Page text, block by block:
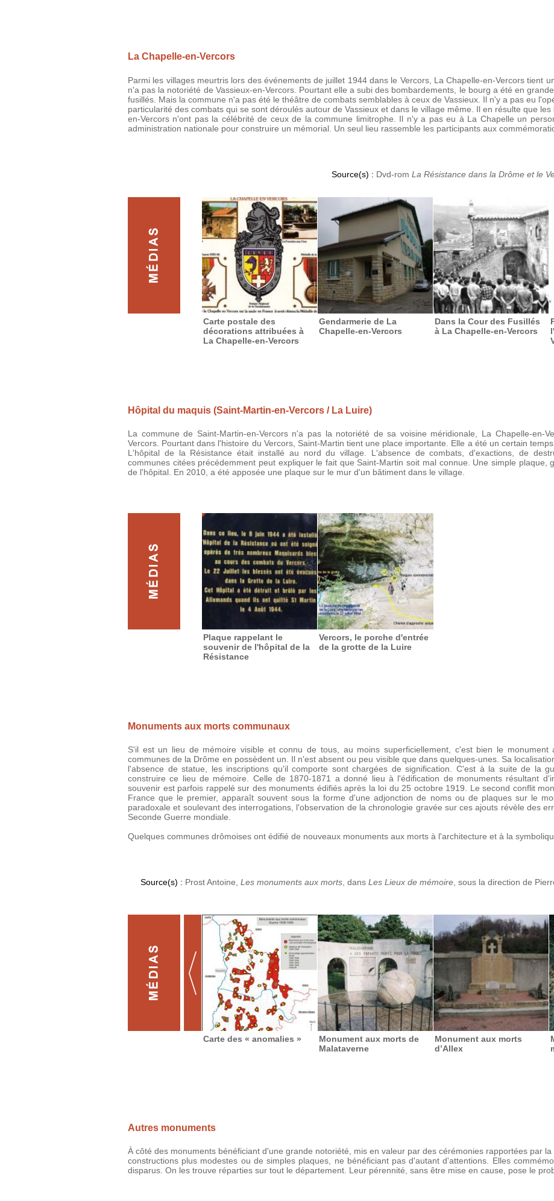
La Chapelle-en-Vercors
Parmi les villages meurtris lors des événements de juillet 1944 dans le Vercors, La Chapelle-en-Vercors tient
n'a pas la notoriété de Vassieux-en-Vercors. Pourtant elle a subi des bombardements, le bourg a été en
fusillés. Mais la commune n'a pas été le théâtre de combats semblables à ceux de Vassieux. Il n'y a pas eu
particularité des combats qui se sont déroulés autour de Vassieux et dans le village même. Il en résulte que
en-Vercors n'ont pas la célébrité de ceux de la commune limitrophe. Il n'y a pas eu à La Chapelle un
administration nationale pour construire un mémorial. Un seul lieu rassemble les participants aux
Source(s) : Dvd-rom La Résistance dans la Drôme et le
Carte postale des
décorations attribuées à
La Chapelle-en-Vercors
Gendarmerie de La
Chapelle-en-Vercors
Dans la Cour des Fusillés
à La Chapelle-en-Vercors
Hôpital du maquis (Saint-Martin-en-Vercors / La Luire)
La commune de Saint-Martin-en-Vercors n'a pas la notoriété de sa voisine méridionale, La Chapelle-en-
Vercors. Pourtant dans l'histoire du Vercors, Saint-Martin tient une place importante. Elle a été un certain
L'hôpital de la Résistance était installé au nord du village. L'absence de combats, d'exactions, de
communes citées précédemment peut expliquer le fait que Saint-Martin soit mal connue. Une simple plaque,
de l'hôpital. En 2010, a été apposée une plaque sur le mur d'un bâtiment dans le village.
Plaque rappelant le
souvenir de l'hôpital de la
Résistance
Vercors, le porche d'entrée
de la grotte de la Luire
Monuments aux morts communaux
S'il est un lieu de mémoire visible et connu de tous, au moins superficiellement, c'est bien le monument
communes de la Drôme en possèdent un. Il n'est absent ou peu visible que dans quelques-unes. Sa
l'absence de statue, les inscriptions qu'il comporte sont chargées de signification. C'est à la suite de la
construire ce lieu de mémoire. Celle de 1870-1871 a donné lieu à l'édification de monuments résultant
souvenir est parfois rappelé sur des monuments édifiés après la loi du 25 octobre 1919. Le second conflit
France que le premier, apparaît souvent sous la forme d'une adjonction de noms ou de plaques sur le
paradoxale et soulevant des interrogations, l'observation de la chronologie gravée sur ces ajouts révèle des
Seconde Guerre mondiale.
Quelques communes drômoises ont édifié de nouveaux monuments aux morts à l'architecture et à la
Source(s) : Prost Antoine, Les monuments aux morts , dans Les Lieux de mémoire , sous la direction de
Carte des « anomalies »
Monument aux morts de
Malataverne
Monument aux morts
d’Allex
Autres monuments
À côté des monuments bénéficiant d'une grande notoriété, mis en valeur par des cérémonies rapportées par
constructions plus modestes ou de simples plaques, ne bénéficiant pas d'autant d'attentions. Elles
disparus. On les trouve réparties sur tout le département. Leur pérennité, sans être mise en cause, pose le